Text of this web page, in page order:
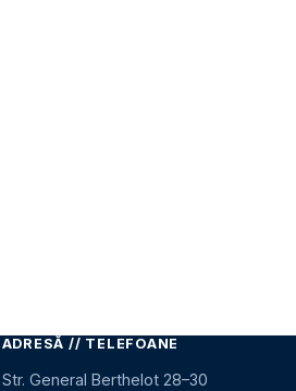
ADRESĂ // TELEFOANE
Str. General Berthelot 28–30